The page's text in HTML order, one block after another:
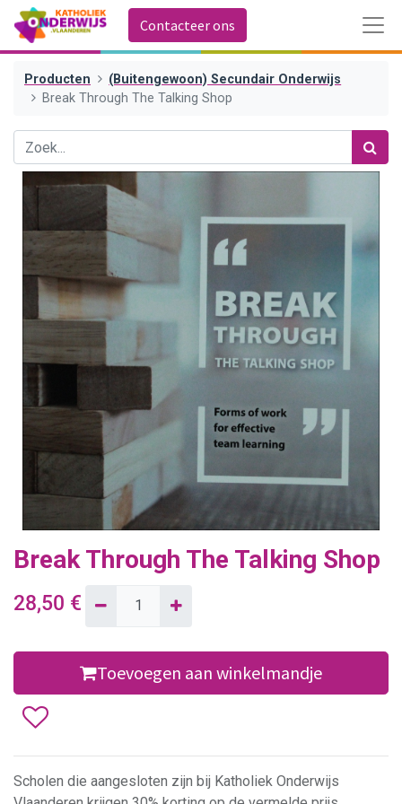
Contacteer ons
Producten
(Buitengewoon) Secundair Onderwijs
Break Through The Talking Shop
Break Through The Talking Shop
28,50 €
Toevoegen aan winkelmandje
Scholen die aangesloten zijn bij Katholiek Onderwijs